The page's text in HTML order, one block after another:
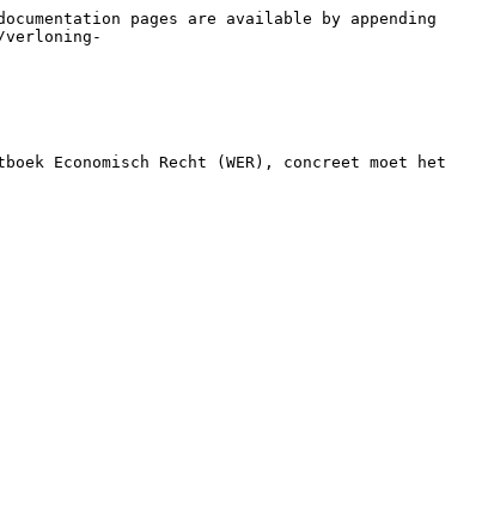
pages are available by appending
verloning-
Economisch Recht (WER), concreet moet het